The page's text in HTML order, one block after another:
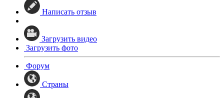
Написать отзыв
Загрузить видео
Загрузить фото
Форум
Страны